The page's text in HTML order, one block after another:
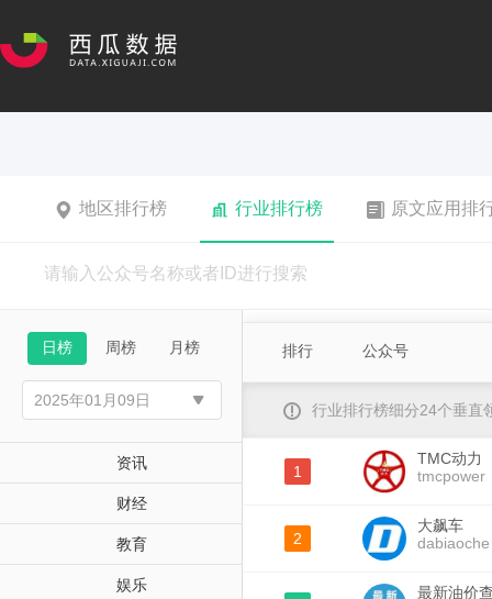
地区排行榜 行业排行榜 原文应用排
日榜 周榜 月榜
资讯
财经
教育
娱乐
排行 公众号
行业排行榜细分24个垂直
1
TMC动力
tmcpower
2
大飙车
dabiaoche
最新油价